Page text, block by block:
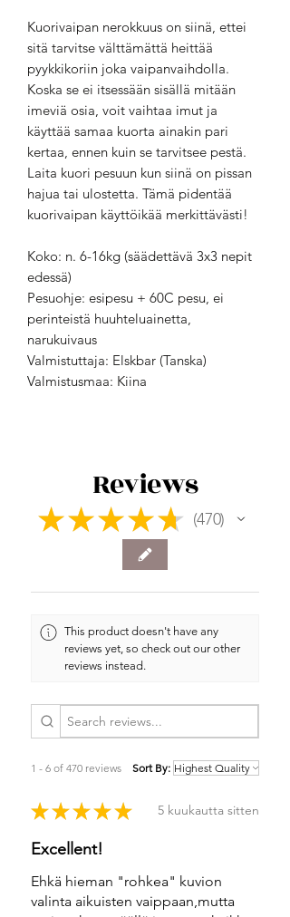
Kuorivaipan nerokkuus on siinä, ettei
sitä tarvitse välttämättä heittää
pyykkikoriin joka vaipanvaihdolla.
Koska se ei itsessään sisällä mitään
imeviä osia, voit vaihtaa imut ja
käyttää samaa kuorta ainakin pari
kertaa, ennen kuin se tarvitsee pestä.
Laita kuori pesuun kun siinä on pissan
hajua tai ulostetta. Tämä pidentää
kuorivaipan käyttöikää merkittävästi!
Koko: n. 6-16kg (säädettävä 3x3 nepit
edessä)
Pesuohje: esipesu + 60C pesu, ei
perinteistä huuhteluainetta,
narukuivaus
Valmistuttaja: Elskbar (Tanska)
Valmistusmaa: Kiina
Reviews
★ ★ ★ ★ ★ 470
470
This product doesn't have any
reviews yet, so check out our other
reviews instead.
1 - 6 of 470 reviews Sort By:
★ ★ ★ ★ ★ 5 kuukautta sitten
Excellent!
Ehkä hieman "rohkea" kuvion
valinta aikuisten vaippaan,mutta